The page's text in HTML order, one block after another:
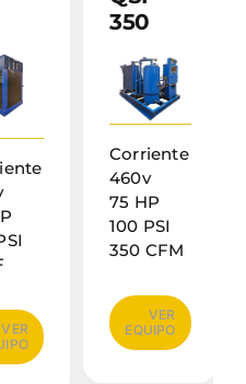
VER
350
Corriente
460v
75 HP
100 PSI
350 CFM
VER
EQUIPO